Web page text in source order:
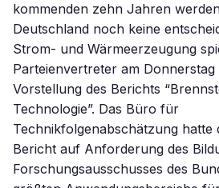
kommenden zehn Jahren
Deutschland noch keine
Strom- und Wärmeerzeugung
Parteienvertreter am
Vorstellung des Berichts
Technologie”. Das Büro für
Technikfolgenabschätzung hatte
Bericht auf Anforderung des
Forschungsausschusses des